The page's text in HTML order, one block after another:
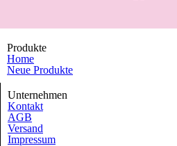
Produkte
Home
Neue Produkte
Unternehmen
Kontakt
AGB
Versand
Impressum